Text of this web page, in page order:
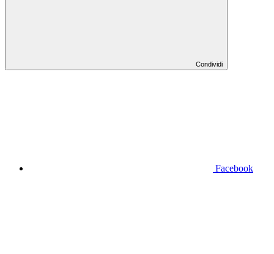
Condividi
Facebook